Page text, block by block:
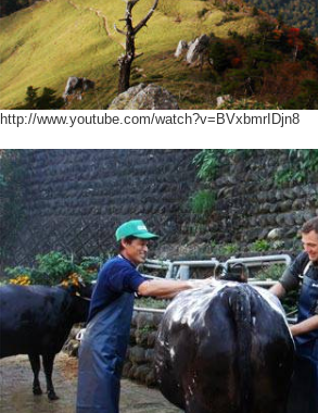
http://www.youtube.com/watch?v=BVxbmrIDjn8